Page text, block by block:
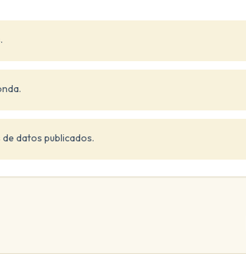
datos publicados.